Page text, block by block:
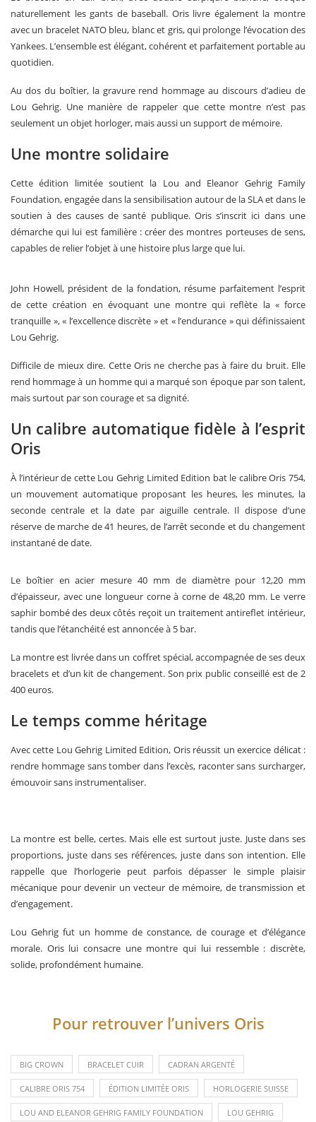
naturellement les gants de baseball. Oris livre également la montre
avec un bracelet NATO bleu, blanc et gris, qui prolonge l’évocation des
Yankees. L’ensemble est élégant, cohérent et parfaitement portable au
quotidien.
Au dos du boîtier, la gravure rend hommage au discours d’adieu de
Lou Gehrig. Une manière de rappeler que cette montre n’est pas
seulement un objet horloger, mais aussi un support de mémoire.
Une montre solidaire
Cette édition limitée soutient la Lou and Eleanor Gehrig Family
Foundation, engagée dans la sensibilisation autour de la SLA et dans le
soutien à des causes de santé publique. Oris s’inscrit ici dans une
démarche qui lui est familière : créer des montres porteuses de sens,
capables de relier l’objet à une histoire plus large que lui.
John Howell, président de la fondation, résume parfaitement l’esprit
de cette création en évoquant une montre qui reflète la « force
tranquille », « l’excellence discrète » et « l’endurance » qui définissaient
Lou Gehrig.
Difficile de mieux dire. Cette Oris ne cherche pas à faire du bruit. Elle
rend hommage à un homme qui a marqué son époque par son talent,
mais surtout par son courage et sa dignité.
Un calibre automatique fidèle à l’esprit
Oris
À l’intérieur de cette Lou Gehrig Limited Edition bat le calibre Oris 754,
un mouvement automatique proposant les heures, les minutes, la
seconde centrale et la date par aiguille centrale. Il dispose d’une
réserve de marche de 41 heures, de l’arrêt seconde et du changement
instantané de date.
Le boîtier en acier mesure 40 mm de diamètre pour 12,20 mm
d’épaisseur, avec une longueur corne à corne de 48,20 mm. Le verre
saphir bombé des deux côtés reçoit un traitement antireflet intérieur,
tandis que l’étanchéité est annoncée à 5 bar.
La montre est livrée dans un coffret spécial, accompagnée de ses deux
bracelets et d’un kit de changement. Son prix public conseillé est de 2
400 euros.
Le temps comme héritage
Avec cette Lou Gehrig Limited Edition, Oris réussit un exercice délicat :
rendre hommage sans tomber dans l’excès, raconter sans surcharger,
émouvoir sans instrumentaliser.
La montre est belle, certes. Mais elle est surtout juste. Juste dans ses
proportions, juste dans ses références, juste dans son intention. Elle
rappelle que l’horlogerie peut parfois dépasser le simple plaisir
mécanique pour devenir un vecteur de mémoire, de transmission et
d’engagement.
Lou Gehrig fut un homme de constance, de courage et d’élégance
morale. Oris lui consacre une montre qui lui ressemble : discrète,
solide, profondément humaine.
Pour retrouver l’univers Oris
BIG CROWN BRACELET CUIR CADRAN ARGENTÉ
CALIBRE ORIS 754 ÉDITION LIMITÉE ORIS HORLOGERIE SUISSE
LOU AND ELEANOR GEHRIG FAMILY FOUNDATION LOU GEHRIG